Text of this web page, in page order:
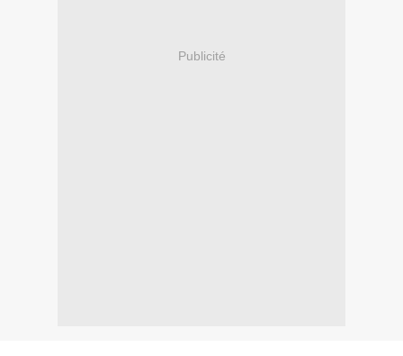
Publicité